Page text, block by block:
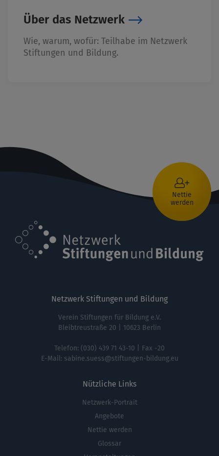
Über das Netzwerk
Wie, warum, wofür: Teilhabe im Netzwerk
Stiftungen und Bildung.
Nettie
werden
Netzwerk Stiftungen und Bildung
Verein Stiftungen für Bildung e.V.
Bleibtreustraße 20 | 10623 Berlin
Telefon: (030) 439 71 43-10 | Fax -20
E-Mail: sabine.suess@stiftungen-bildung.eu
Nützliche Links
Fußbereichsmenü
Netzwerk-Portrait
Angebote
Nettie werden
Glossar